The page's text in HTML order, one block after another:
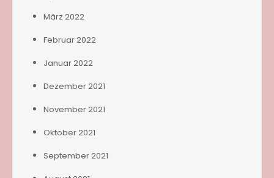
März 2022
Februar 2022
Januar 2022
Dezember 2021
November 2021
Oktober 2021
September 2021